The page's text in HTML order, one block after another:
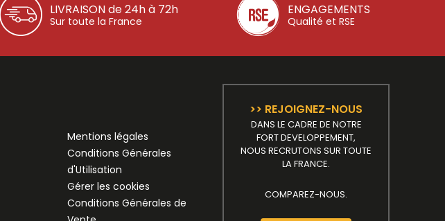
LIVRAISON de 24h à 72h
Sur toute la France
ENGAGEMENTS
Qualité et RSE
Mentions légales
Conditions Générales
d'Utilisation
Gérer les cookies
Conditions Générales de
>> REJOIGNEZ-NOUS
DANS LE CADRE DE NOTRE
FORT DEVELOPPEMENT,
NOUS RECRUTONS SUR TOUTE
LA FRANCE.
COMPAREZ-NOUS.